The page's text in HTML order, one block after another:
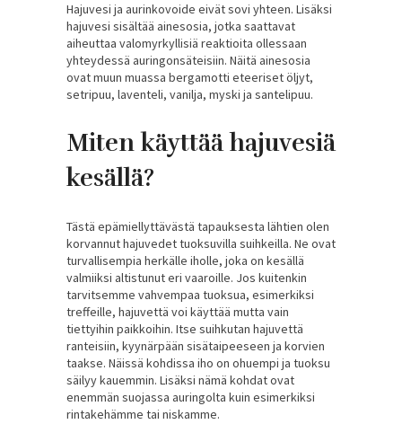
Hajuvesi ja aurinkovoide eivät sovi yhteen. Lisäksi
hajuvesi sisältää ainesosia, jotka saattavat
aiheuttaa valomyrkyllisiä reaktioita ollessaan
yhteydessä auringonsäteisiin. Näitä ainesosia
ovat muun muassa bergamotti eteeriset öljyt,
setripuu, laventeli, vanilja, myski ja santelipuu.
Miten käyttää hajuvesiä
kesällä?
Tästä epämiellyttävästä tapauksesta lähtien olen
korvannut hajuvedet tuoksuvilla suihkeilla. Ne ovat
turvallisempia herkälle iholle, joka on kesällä
valmiiksi altistunut eri vaaroille. Jos kuitenkin
tarvitsemme vahvempaa tuoksua, esimerkiksi
treffeille, hajuvettä voi käyttää mutta vain
tiettyihin paikkoihin. Itse suihkutan hajuvettä
ranteisiin, kyynärpään sisätaipeeseen ja korvien
taakse. Näissä kohdissa iho on ohuempi ja tuoksu
säilyy kauemmin. Lisäksi nämä kohdat ovat
enemmän suojassa auringolta kuin esimerkiksi
rintakehämme tai niskamme.